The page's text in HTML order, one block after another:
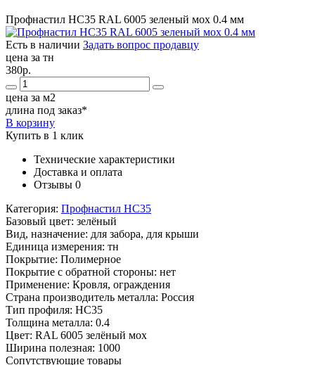
Профнастил НС35 RAL 6005 зеленый мох 0.4 мм
Есть в наличии Задать вопрос продавцу
цена за тн
380р.
цена за м2
длина под заказ*
В корзину
Купить в 1 клик
Технические характеристики
Доставка и оплата
Отзывы 0
Категория: Профнастил НС35
Базовый цвет: зелёный
Вид, назначение: для забора, для крыши
Единица измерения: тн
Покрытие: Полимерное
Покрытие с обратной стороны: нет
Применение: Кровля, ограждения
Страна производитель металла: Россия
Тип профиля: НС35
Толщина металла: 0.4
Цвет: RAL 6005 зелёный мох
Ширина полезная: 1000
Сопутствующие товары